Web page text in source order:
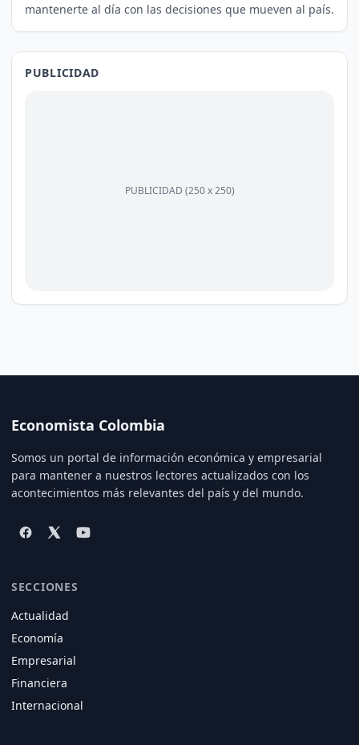
mantenerte al día con las decisiones que mueven al país.
PUBLICIDAD
PUBLICIDAD (250 x 250)
Economista Colombia
Somos un portal de información económica y empresarial
para mantener a nuestros lectores actualizados con los
acontecimientos más relevantes del país y del mundo.
SECCIONES
Actualidad
Economía
Empresarial
Financiera
Internacional